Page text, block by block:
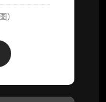
）
研究版图已覆盖
上金融、支付体
，一体化呈现